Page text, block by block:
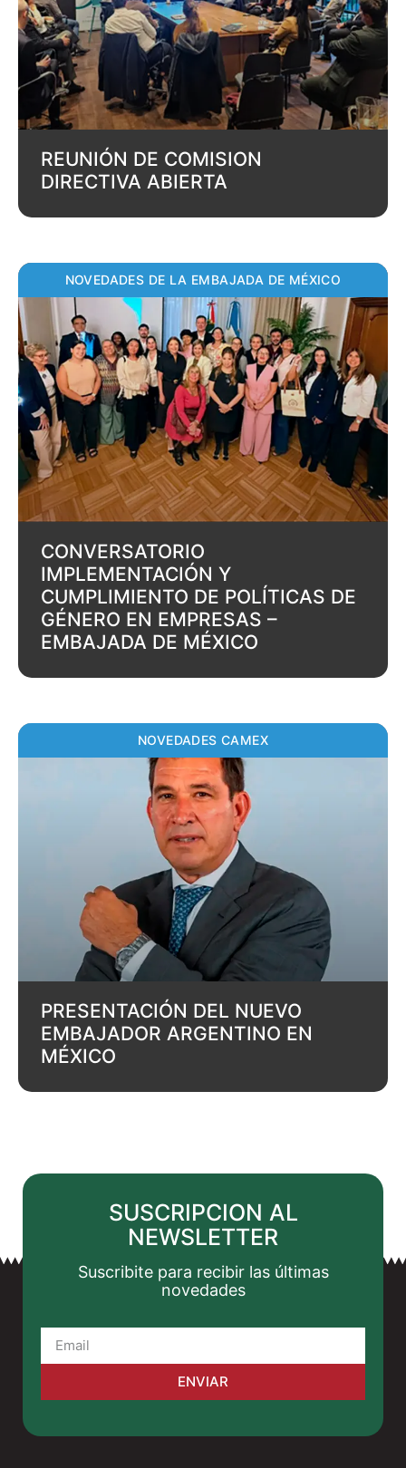
REUNIÓN DE COMISION
DIRECTIVA ABIERTA
NOVEDADES DE LA EMBAJADA DE MÉXICO
CONVERSATORIO
IMPLEMENTACIÓN Y
CUMPLIMIENTO DE POLÍTICAS DE
GÉNERO EN EMPRESAS –
EMBAJADA DE MÉXICO
NOVEDADES CAMEX
PRESENTACIÓN DEL NUEVO
EMBAJADOR ARGENTINO EN
MÉXICO
SUSCRIPCION AL
NEWSLETTER
Suscribite para recibir las últimas
novedades
ENVIAR